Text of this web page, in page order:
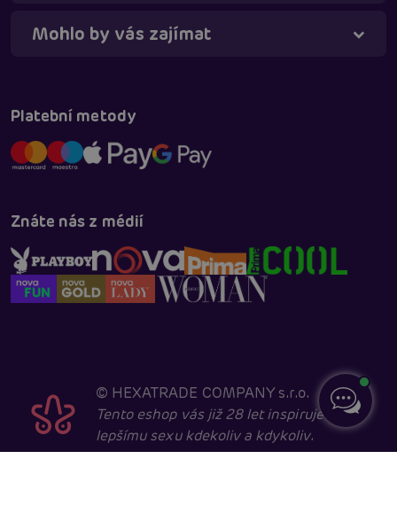
Mohlo by vás zajímat
Platební metody
Znáte nás z médií
© HEXATRADE COMPANY s.r.o.
Tento eshop vás již 28 let inspiruje k
lepšímu sexu kdekoliv a kdykoliv.